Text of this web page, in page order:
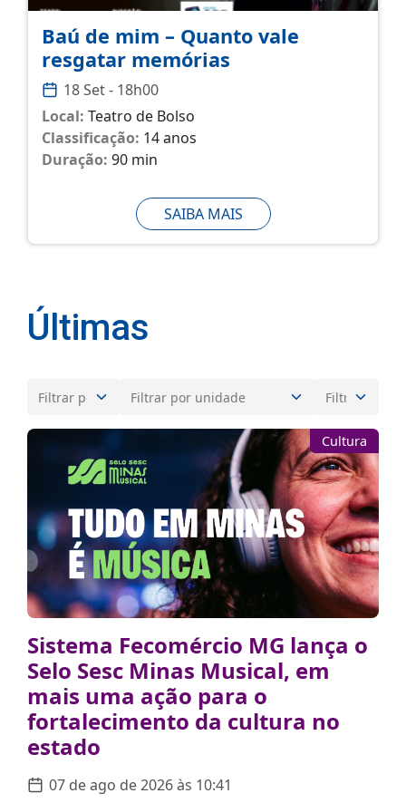
Baú de mim – Quanto vale
resgatar memórias
18 Set - 18h00
Local: Teatro de Bolso
Classificação: 14 anos
Duração: 90 min
SAIBA MAIS
Últimas
Cultura
Sistema Fecomércio MG lança o
Selo Sesc Minas Musical, em
mais uma ação para o
fortalecimento da cultura no
estado
07 de ago de 2026 às 10:41